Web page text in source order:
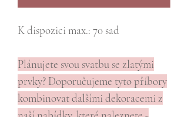
K dispozici max.: 70 sad
Plánujete svou svatbu se zlatými
prvky? Doporučujeme tyto příbory
kombinovat dalšími dekoracemi z